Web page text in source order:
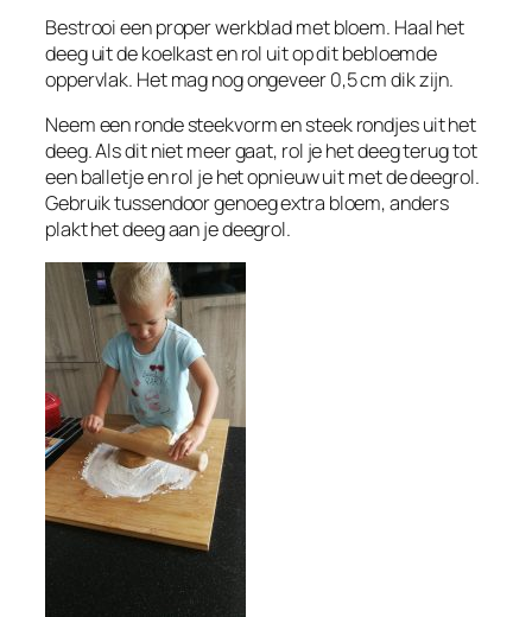
Bestrooi een proper werkblad met bloem. Haal het
deeg uit de koelkast en rol uit op dit bebloemde
oppervlak. Het mag nog ongeveer 0,5 cm dik zijn.
Neem een ronde steekvorm en steek rondjes uit het
deeg. Als dit niet meer gaat, rol je het deeg terug tot
een balletje en rol je het opnieuw uit met de deegrol.
Gebruik tussendoor genoeg extra bloem, anders
plakt het deeg aan je deegrol.